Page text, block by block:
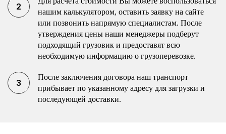
нашим калькулятором, оставить заявку на сайте
или позвонить напрямую специалистам. После
утверждения цены наши менеджеры подберут
подходящий грузовик и предоставят всю
необходимую информацию о грузоперевозке.
После заключения договора наш транспорт
прибывает по указанному адресу для загрузки и
последующей доставки.